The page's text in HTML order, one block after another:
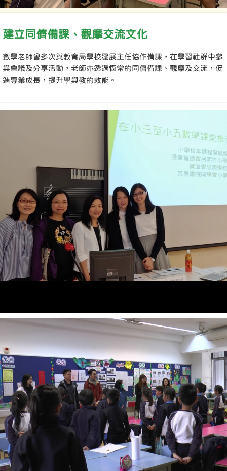
建立同儕備課、觀摩交流文化
數學老師曾多次與教育局學校發展主任協作備課，在學習社群中參
與會議及分享活動，老師亦透過恆常的同儕備課、觀摩及交流，促
進專業成長，提升學與教的效能。